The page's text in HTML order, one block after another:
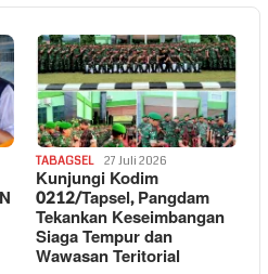
TABAGSEL 27 Juli 2026
Kunjungi Kodim
0212/Tapsel, Pangdam
Tekankan Keseimbangan
Siaga Tempur dan
Wawasan Teritorial